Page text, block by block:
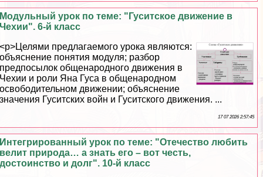
Модульный урок по теме: "Гуситское движение в
Чехии". 6-й класс
<p>Целями предлагаемого урока являются:
объяснение понятия модуля; разбор
предпосылок общенародного движения в
Чехии и роли Яна Гуса в общенародном
освободительном движении; объяснение
значения Гуситских войн и Гуситского движения. ...
17 07 2026 2:57:45
Интегрированный урок по теме: "Отечество любить
велит природа… а знать его – вот честь,
достоинство и долг". 10-й класс